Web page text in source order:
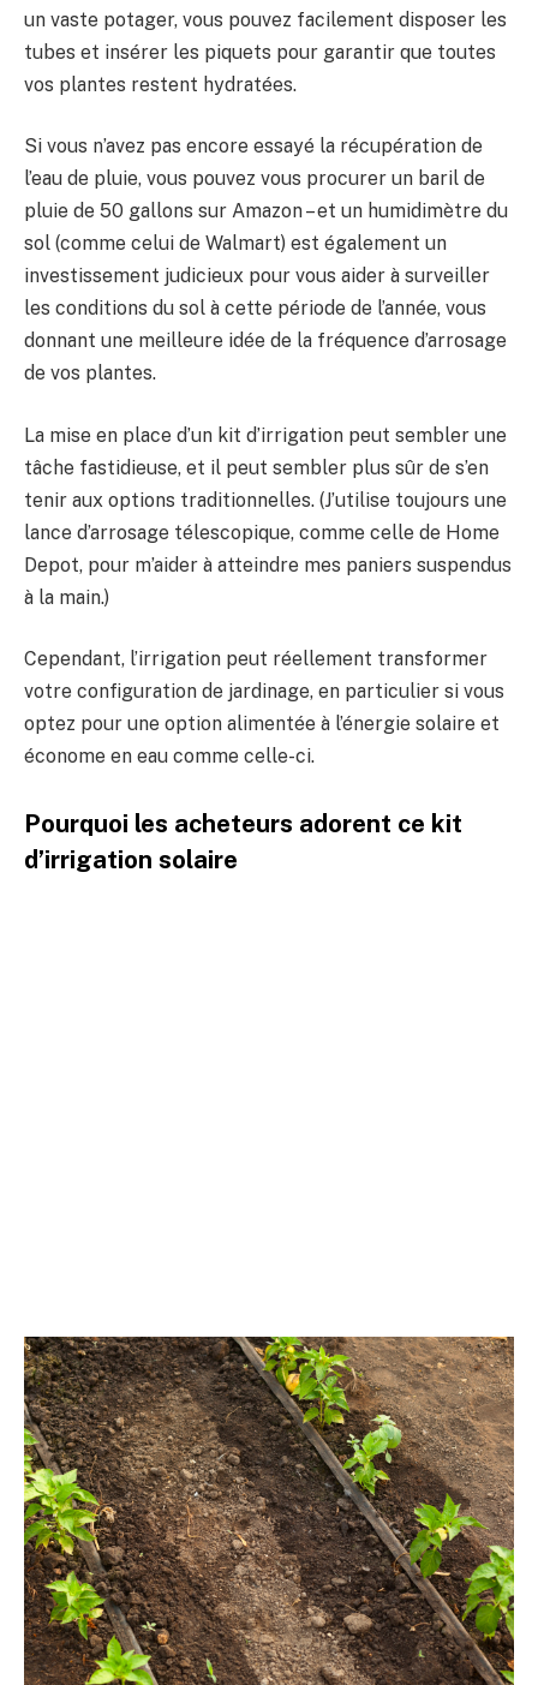
un vaste potager, vous pouvez facilement disposer les
tubes et insérer les piquets pour garantir que toutes
vos plantes restent hydratées.
Si vous n’avez pas encore essayé la récupération de
l’eau de pluie, vous pouvez vous procurer un baril de
pluie de 50 gallons sur Amazon – et un humidimètre du
sol (comme celui de Walmart) est également un
investissement judicieux pour vous aider à surveiller
les conditions du sol à cette période de l’année, vous
donnant une meilleure idée de la fréquence d’arrosage
de vos plantes.
La mise en place d’un kit d’irrigation peut sembler une
tâche fastidieuse, et il peut sembler plus sûr de s’en
tenir aux options traditionnelles. (J’utilise toujours une
lance d’arrosage télescopique, comme celle de Home
Depot, pour m’aider à atteindre mes paniers suspendus
à la main.)
Cependant, l’irrigation peut réellement transformer
votre configuration de jardinage, en particulier si vous
optez pour une option alimentée à l’énergie solaire et
économe en eau comme celle-ci.
Pourquoi les acheteurs adorent ce kit
d’irrigation solaire